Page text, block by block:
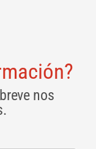
nos